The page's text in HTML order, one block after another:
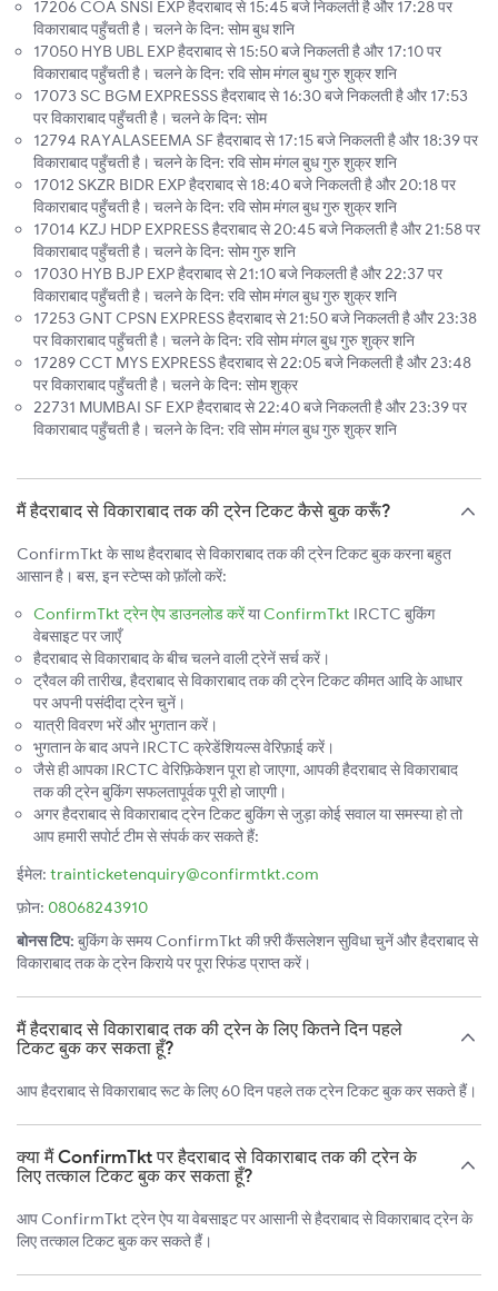
17206 COA SNSI EXP हैदराबाद से 15:45 बजे निकलती है और 17:28 पर
विकाराबाद पहुँचती है। चलने के दिन: सोम बुध शनि
17050 HYB UBL EXP हैदराबाद से 15:50 बजे निकलती है और 17:10 पर
विकाराबाद पहुँचती है। चलने के दिन: रवि सोम मंगल बुध गुरु शुक्र शनि
17073 SC BGM EXPRESSS हैदराबाद से 16:30 बजे निकलती है और 17:53
पर विकाराबाद पहुँचती है। चलने के दिन: सोम
12794 RAYALASEEMA SF हैदराबाद से 17:15 बजे निकलती है और 18:39 पर
विकाराबाद पहुँचती है। चलने के दिन: रवि सोम मंगल बुध गुरु शुक्र शनि
17012 SKZR BIDR EXP हैदराबाद से 18:40 बजे निकलती है और 20:18 पर
विकाराबाद पहुँचती है। चलने के दिन: रवि सोम मंगल बुध गुरु शुक्र शनि
17014 KZJ HDP EXPRESS हैदराबाद से 20:45 बजे निकलती है और 21:58 पर
विकाराबाद पहुँचती है। चलने के दिन: सोम गुरु शनि
17030 HYB BJP EXP हैदराबाद से 21:10 बजे निकलती है और 22:37 पर
विकाराबाद पहुँचती है। चलने के दिन: रवि सोम मंगल बुध गुरु शुक्र शनि
17253 GNT CPSN EXPRESS हैदराबाद से 21:50 बजे निकलती है और 23:38
पर विकाराबाद पहुँचती है। चलने के दिन: रवि सोम मंगल बुध गुरु शुक्र शनि
17289 CCT MYS EXPRESS हैदराबाद से 22:05 बजे निकलती है और 23:48
पर विकाराबाद पहुँचती है। चलने के दिन: सोम शुक्र
22731 MUMBAI SF EXP हैदराबाद से 22:40 बजे निकलती है और 23:39 पर
विकाराबाद पहुँचती है। चलने के दिन: रवि सोम मंगल बुध गुरु शुक्र शनि
मैं हैदराबाद से विकाराबाद तक की ट्रेन टिकट कैसे बुक करूँ?
ConfirmTkt के साथ हैदराबाद से विकाराबाद तक की ट्रेन टिकट बुक करना बहुत
आसान है। बस, इन स्टेप्स को फ़ॉलो करें:
ConfirmTkt ट्रेन ऐप डाउनलोड करेंयाConfirmTkt IRCTC बुकिंग
वेबसाइट पर जाएँ
हैदराबाद से विकाराबाद के बीच चलने वाली ट्रेनें सर्च करें।
ट्रैवल की तारीख, हैदराबाद से विकाराबाद तक की ट्रेन टिकट कीमत आदि के आधार
पर अपनी पसंदीदा ट्रेन चुनें।
यात्री विवरण भरें और भुगतान करें।
भुगतान के बाद अपने IRCTC क्रेडेंशियल्स वेरिफ़ाई करें।
जैसे ही आपका IRCTC वेरिफ़िकेशन पूरा हो जाएगा, आपकी हैदराबाद से विकाराबाद
तक की ट्रेन बुकिंग सफलतापूर्वक पूरी हो जाएगी।
अगर हैदराबाद से विकाराबाद ट्रेन टिकट बुकिंग से जुड़ा कोई सवाल या समस्या हो तो
आप हमारी सपोर्ट टीम से संपर्क कर सकते हैं:
ईमेल: trainticketenquiry@confirmtkt.com
फ़ोन: 08068243910
बोनस टिप: बुकिंग के समय ConfirmTkt की फ़्री कैंसलेशन सुविधा चुनें और हैदराबाद से
विकाराबाद तक के ट्रेन किराये पर पूरा रिफंड प्राप्त करें।
मैं हैदराबाद से विकाराबाद तक की ट्रेन के लिए कितने दिन पहले
टिकट बुक कर सकता हूँ?
आप हैदराबाद से विकाराबाद रूट के लिए 60 दिन पहले तक ट्रेन टिकट बुक कर सकते हैं।
क्या मैं ConfirmTkt पर हैदराबाद से विकाराबाद तक की ट्रेन के
लिए तत्काल टिकट बुक कर सकता हूँ?
आप ConfirmTkt ट्रेन ऐप या वेबसाइट पर आसानी से हैदराबाद से विकाराबाद ट्रेन के
लिए तत्काल टिकट बुक कर सकते हैं।